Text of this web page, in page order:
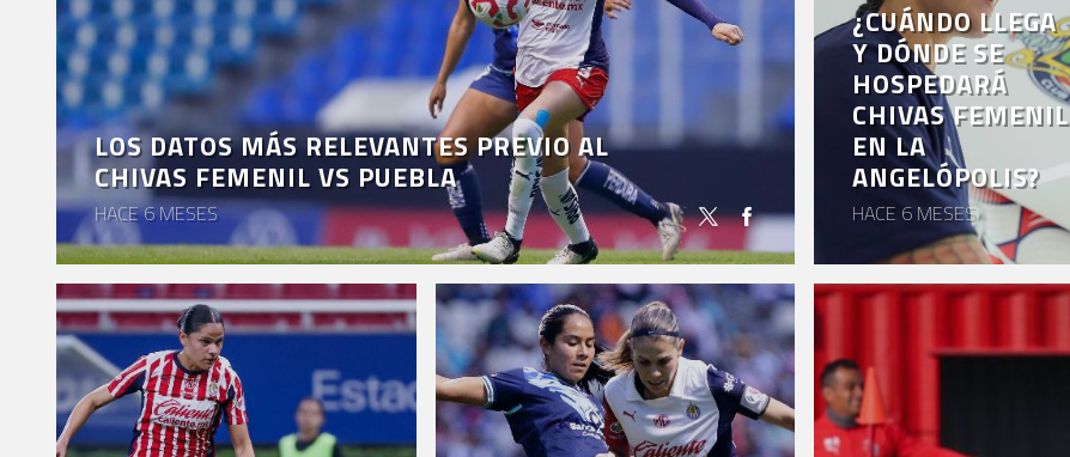
LOS DATOS MÁS RELEVANTES PREVIO AL
CHIVAS FEMENIL VS PUEBLA
HACE 6 MESES
¿CUÁNDO LLEGA
Y DÓNDE SE
HOSPEDARÁ
CHIVAS FEMENIL
EN LA
ANGELÓPOLIS?
HACE 6 MESES